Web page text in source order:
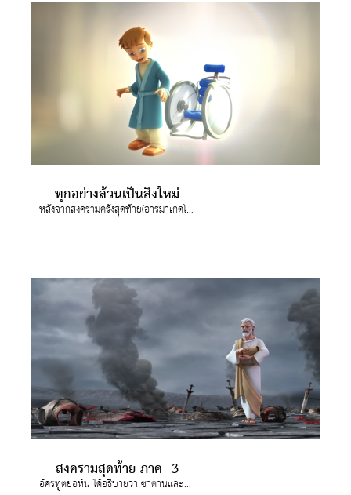
ทุกอย่างล้วนเป็นสิ่งใหม่
หลังจากสงครามครั้งสุดท้าย(อารมาเกดโดน) จะไม่มีความตายหรือความเศร้าเสียใจอีก
สงครามสุดท้าย ภาค 3
อัครทูตยอห์น ได้อธิบายว่า ซาตานและความชั่วร้ายได้ถูกกำจัดอย่างสิ้นซากตลอดกาล